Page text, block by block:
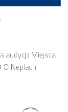
audycji: Miejsca
Neplach